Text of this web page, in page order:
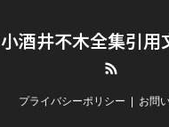
小酒井不木全集引用
プライバシーポリシー お問